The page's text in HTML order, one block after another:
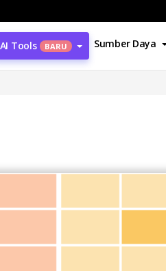
AI Tools BARU Sumber Daya